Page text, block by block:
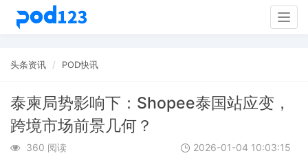
头条资讯 POD快讯
泰柬局势影响下：Shopee泰国站应变，
跨境市场前景几何？
360 阅读 2026-01-04 10:03:15